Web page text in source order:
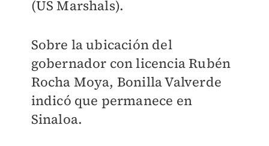
(US Marshals).
Sobre la ubicación del
gobernador con licencia Rubén
Rocha Moya, Bonilla Valverde
indicó que permanece en
Sinaloa.